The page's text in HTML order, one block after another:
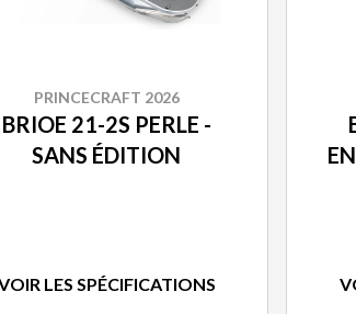
PRINCECRAFT 2026
BRIOE 21-2S PERLE -
SANS ÉDITION
LES SPÉCIFICATIONS